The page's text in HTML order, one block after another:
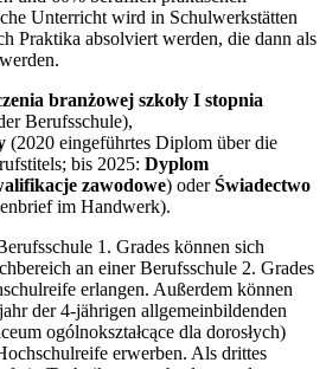
Unterricht wird in Schulwerkstätten
Praktika absolviert werden, die dann als
branżowej szkoły I stopnia
Berufsschule),
(2020 eingeführtes Diplom über die
bis 2025: Dyplom
zawodowe) oderŚwiadectwo
im Handwerk).
1. Grades können sich
an einer Berufsschule 2. Grades
erlangen. Außerdem können
der 4-jährigen allgemeinbildenden
ogólnokształcące dla dorosłych)
erwerben. Als drittes